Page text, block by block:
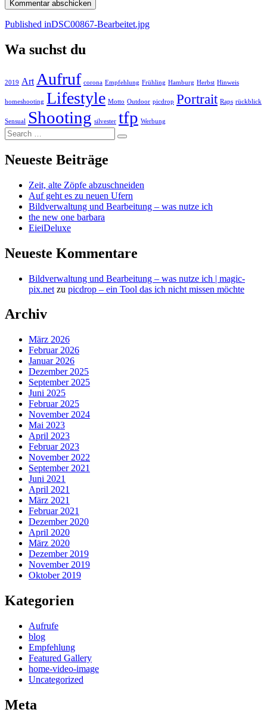
Beitragsnavigation
Published inDSC00867-Bearbeitet.jpg
Wa suchst du
2019 Art Aufruf corona Empfehlung Frühling Hamburg Herbst Hinweis
homeshooting Lifestyle Motto Outdoor picdrop Portrait Raps rückblick
Sensual Shooting silvester tfp Werbung
Search
…
Neueste Beiträge
Zeit, alte Zöpfe abzuschneiden
Auf geht es zu neuen Ufern
Bildverwaltung und Bearbeitung – was nutze ich
the new one barbara
EieiDeluxe
Neueste Kommentare
Bildverwaltung und Bearbeitung – was nutze ich | magic-
pix.net zu picdrop – ein Tool das ich nicht missen möchte
Archiv
März 2026
Februar 2026
Januar 2026
Dezember 2025
September 2025
Juni 2025
Februar 2025
November 2024
Mai 2023
April 2023
Februar 2023
November 2022
September 2021
Juni 2021
April 2021
März 2021
Februar 2021
Dezember 2020
April 2020
März 2020
Dezember 2019
November 2019
Oktober 2019
Kategorien
Aufrufe
blog
Empfehlung
Featured Gallery
home-video-image
Uncategorized
Meta